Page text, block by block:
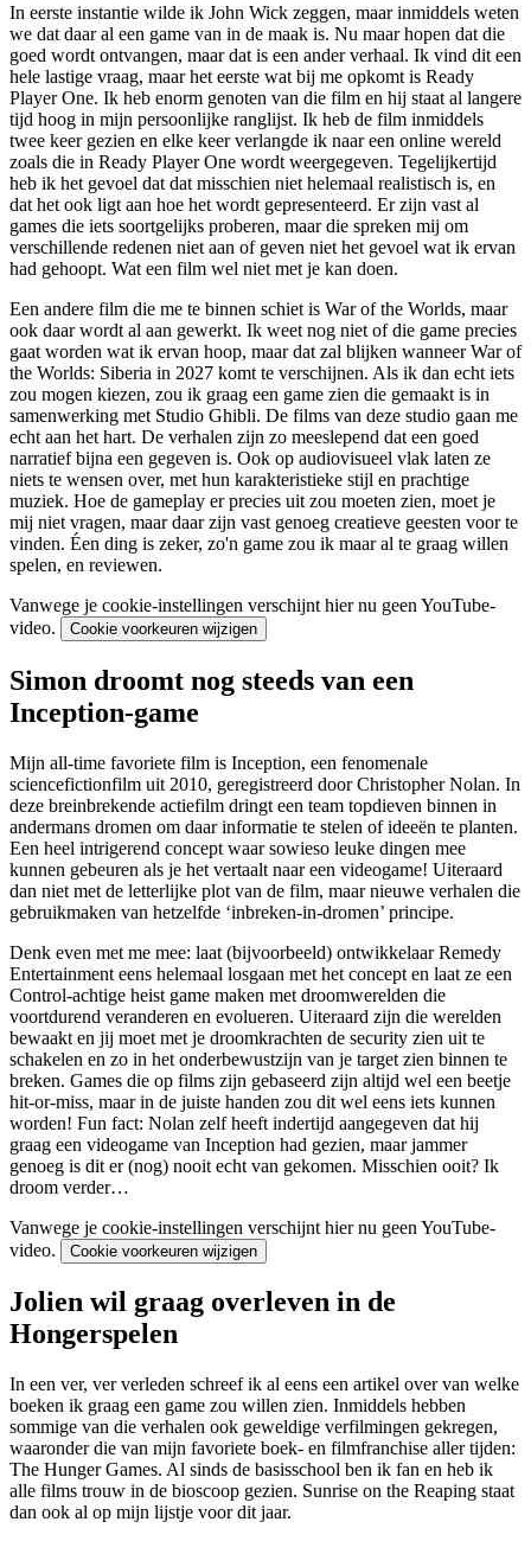
In eerste instantie wilde ik John Wick zeggen, maar inmiddels weten
we dat daar al een game van in de maak is. Nu maar hopen dat die
goed wordt ontvangen, maar dat is een ander verhaal. Ik vind dit een
hele lastige vraag, maar het eerste wat bij me opkomt is Ready
Player One. Ik heb enorm genoten van die film en hij staat al langere
tijd hoog in mijn persoonlijke ranglijst. Ik heb de film inmiddels
twee keer gezien en elke keer verlangde ik naar een online wereld
zoals die in Ready Player One wordt weergegeven. Tegelijkertijd
heb ik het gevoel dat dat misschien niet helemaal realistisch is, en
dat het ook ligt aan hoe het wordt gepresenteerd. Er zijn vast al
games die iets soortgelijks proberen, maar die spreken mij om
verschillende redenen niet aan of geven niet het gevoel wat ik ervan
had gehoopt. Wat een film wel niet met je kan doen.
Een andere film die me te binnen schiet is War of the Worlds, maar
ook daar wordt al aan gewerkt. Ik weet nog niet of die game precies
gaat worden wat ik ervan hoop, maar dat zal blijken wanneer War of
the Worlds: Siberia in 2027 komt te verschijnen. Als ik dan echt iets
zou mogen kiezen, zou ik graag een game zien die gemaakt is in
samenwerking met Studio Ghibli. De films van deze studio gaan me
echt aan het hart. De verhalen zijn zo meeslepend dat een goed
narratief bijna een gegeven is. Ook op audiovisueel vlak laten ze
niets te wensen over, met hun karakteristieke stijl en prachtige
muziek. Hoe de gameplay er precies uit zou moeten zien, moet je
mij niet vragen, maar daar zijn vast genoeg creatieve geesten voor te
vinden. Éen ding is zeker, zo'n game zou ik maar al te graag willen
spelen, en reviewen.
Vanwege je cookie-instellingen verschijnt hier nu geen YouTube-
video.
Cookie voorkeuren wijzigen
Simon droomt nog steeds van een
Inception-game
Mijn all-time favoriete film is Inception, een fenomenale
sciencefictionfilm uit 2010, geregistreerd door Christopher Nolan. In
deze breinbrekende actiefilm dringt een team topdieven binnen in
andermans dromen om daar informatie te stelen of ideeën te planten.
Een heel intrigerend concept waar sowieso leuke dingen mee
kunnen gebeuren als je het vertaalt naar een videogame! Uiteraard
dan niet met de letterlijke plot van de film, maar nieuwe verhalen die
gebruikmaken van hetzelfde ‘inbreken-in-dromen’ principe.
Denk even met me mee: laat (bijvoorbeeld) ontwikkelaar Remedy
Entertainment eens helemaal losgaan met het concept en laat ze een
Control-achtige heist game maken met droomwerelden die
voortdurend veranderen en evolueren. Uiteraard zijn die werelden
bewaakt en jij moet met je droomkrachten de security zien uit te
schakelen en zo in het onderbewustzijn van je target zien binnen te
breken. Games die op films zijn gebaseerd zijn altijd wel een beetje
hit-or-miss, maar in de juiste handen zou dit wel eens iets kunnen
worden! Fun fact: Nolan zelf heeft indertijd aangegeven dat hij
graag een videogame van Inception had gezien, maar jammer
genoeg is dit er (nog) nooit echt van gekomen. Misschien ooit? Ik
droom verder…
Vanwege je cookie-instellingen verschijnt hier nu geen YouTube-
video.
Cookie voorkeuren wijzigen
Jolien wil graag overleven in de
Hongerspelen
In een ver, ver verleden schreef ik al eens een artikel over van welke
boeken ik graag een game zou willen zien. Inmiddels hebben
sommige van die verhalen ook geweldige verfilmingen gekregen,
waaronder die van mijn favoriete boek- en filmfranchise aller tijden:
The Hunger Games. Al sinds de basisschool ben ik fan en heb ik
alle films trouw in de bioscoop gezien. Sunrise on the Reaping staat
dan ook al op mijn lijstje voor dit jaar.